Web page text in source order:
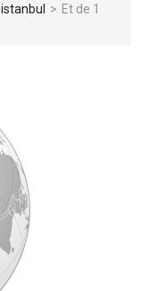
istanbul > Et de 1